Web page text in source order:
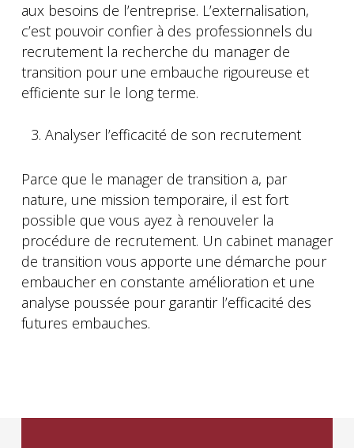
aux besoins de l’entreprise. L’externalisation,
c’est pouvoir confier à des professionnels du
recrutement la recherche du manager de
transition pour une embauche rigoureuse et
efficiente sur le long terme.
Analyser l’efficacité de son recrutement
Parce que le manager de transition a, par
nature, une mission temporaire, il est fort
possible que vous ayez à renouveler la
procédure de recrutement. Un cabinet manager
de transition vous apporte une démarche pour
embaucher en constante amélioration et une
analyse poussée pour garantir l’efficacité des
futures embauches.